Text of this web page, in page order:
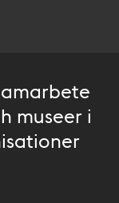
museer i